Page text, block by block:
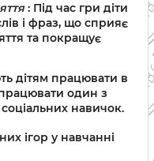
: Під час гри діти
і фраз, що сприяє
та покращує
дітям працювати в
один з
навичок.
ігор у навчанні